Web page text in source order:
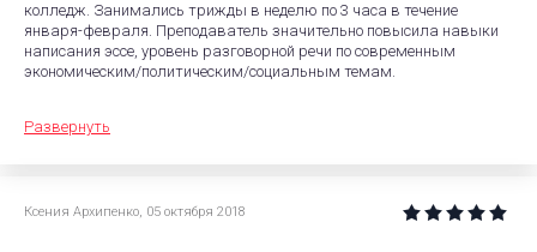
колледж. Занимались трижды в неделю по 3 часа в течение
января-февраля. Преподаватель значительно повысила навыки
написания эссе, уровень разговорной речи по современным
экономическим/политическим/социальным темам.
Развернуть
Ксения Архипенко, 05 октября 2018